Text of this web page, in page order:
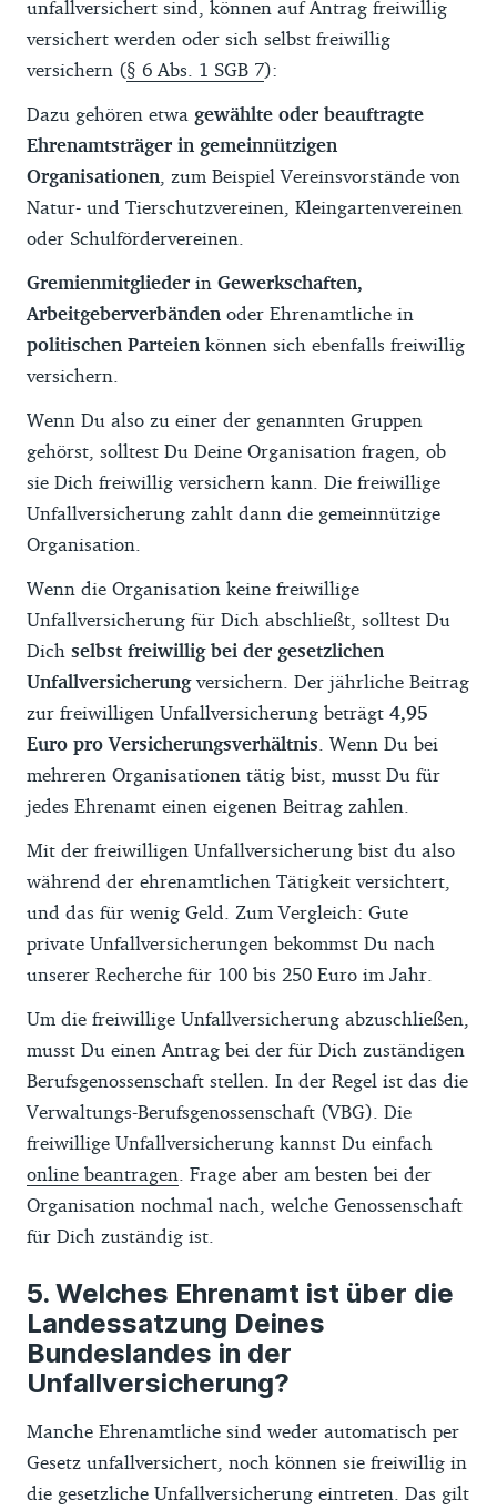
unfallversichert sind, können auf Antrag freiwillig
versichert werden oder sich selbst freiwillig
versichern (§ 6 Abs. 1 SGB 7):
Dazu gehören etwa gewählte oder beauftragte
Ehrenamtsträger in gemeinnützigen
Organisationen , zum Beispiel Vereinsvorstände von
Natur- und Tierschutzvereinen, Kleingartenvereinen
oder Schulfördervereinen.
Gremienmitglieder in Gewerkschaften,
Arbeitgeberverbänden oder Ehrenamtliche in
politischen Parteien können sich ebenfalls freiwillig
versichern.
Wenn Du also zu einer der genannten Gruppen
gehörst, solltest Du Deine Organisation fragen, ob
sie Dich freiwillig versichern kann. Die freiwillige
Unfallversicherung zahlt dann die gemeinnützige
Organisation.
Wenn die Organisation keine freiwillige
Unfallversicherung für Dich abschließt, solltest Du
Dich selbst freiwillig bei der gesetzlichen
Unfallversicherungversichern. Der jährliche Beitrag
zur freiwilligen Unfallversicherung beträgt 4,95
Euro pro Versicherungsverhältnis . Wenn Du bei
mehreren Organisationen tätig bist, musst Du für
jedes Ehrenamt einen eigenen Beitrag zahlen.
Mit der freiwilligen Unfallversicherung bist du also
während der ehrenamtlichen Tätigkeit versichtert,
und das für wenig Geld. Zum Vergleich: Gute
private Unfallversicherungen bekommst Du nach
unserer Recherche für 100 bis 250 Euro im Jahr.
Um die freiwillige Unfallversicherung abzuschließen,
musst Du einen Antrag bei der für Dich zuständigen
Berufsgenossenschaft stellen. In der Regel ist das die
Verwaltungs-Berufsgenossenschaft (VBG). Die
freiwillige Unfallversicherung kannst Du einfach
online beantragen . Frage aber am besten bei der
Organisation nochmal nach, welche Genossenschaft
für Dich zuständig ist.
Welches Ehrenamt ist über die
Landessatzung Deines
Bundeslandes in der
Unfallversicherung?
Manche Ehrenamtliche sind weder automatisch per
Gesetz unfallversichert, noch können sie freiwillig in
die gesetzliche Unfallversicherung eintreten. Das gilt